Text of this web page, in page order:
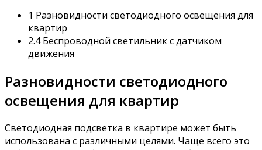
1 Разновидности светодиодного освещения для
квартир
2.4 Беспроводной светильник с датчиком
движения
Разновидности светодиодного
освещения для квартир
Светодиодная подсветка в квартире может быть
использована с различными целями. Чаще всего это